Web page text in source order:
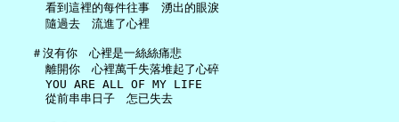
     看到這裡的每件往事　湧出的眼淚
     隨過去　流進了心裡
   ＃沒有你　心裡是一絲絲痛悲
     離開你　心裡萬千失落堆起了心碎
     YOU ARE ALL OF MY LIFE
     從前串串日子　怎已失去